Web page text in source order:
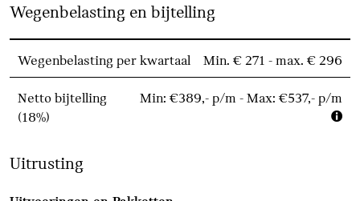
Wegenbelasting en bijtelling
Wegenbelasting per kwartaal Min. € 271 - max. € 296
Netto bijtelling
(18%)
Min: €389,- p/m - Max: €537,- p/m
Uitrusting